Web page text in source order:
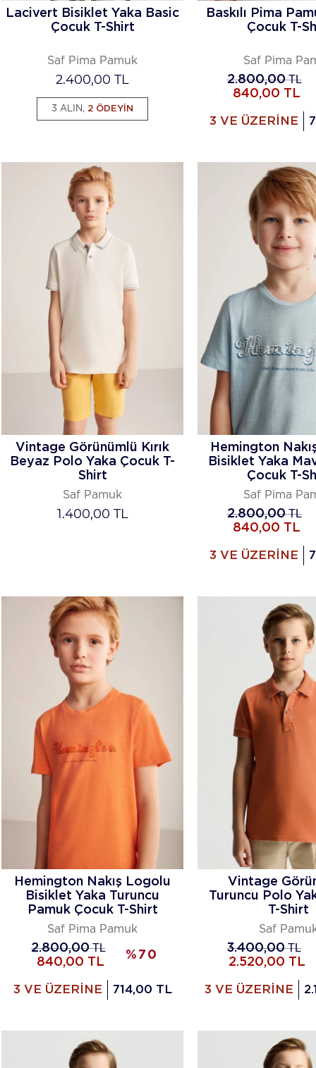
Lacivert Bisiklet Yaka Basic
Çocuk T-Shirt
Saf Pima Pamuk
2.400,00 TL
3 ALIN, 2 ÖDEYİN
Baskılı Pima
Çocuk T-
Saf Pima
2.800,00TL
840,00 TL
3 VE ÜZERİNE
Vintage Görünümlü Kırık
Beyaz Polo Yaka Çocuk T-
Shirt
Saf Pamuk
1.400,00 TL
Hemington
Bisiklet Yaka
Çocuk T-
Saf Pima
2.800,00TL
840,00 TL
3 VE ÜZERİNE
Hemington Nakış Logolu
Bisiklet Yaka Turuncu
Pamuk Çocuk T-Shirt
Saf Pima Pamuk
2.800,00TL
840,00 TL
% 70
3 VE ÜZERİNE 714,00 TL
Vintage
Turuncu Polo
T-Shirt
Saf
3.400,00TL
2.520,00 TL
3 VE ÜZERİNE